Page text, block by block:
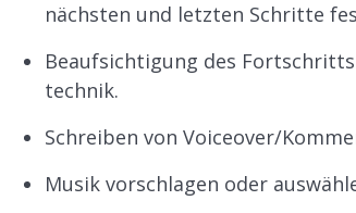
nächsten und letzten Schritte
Beaufsichtigung des
technik.
Schreiben von Voiceover/
Musik vorschlagen oder